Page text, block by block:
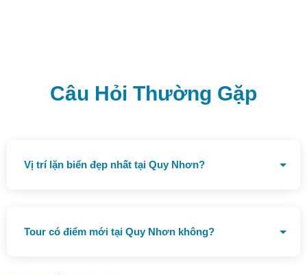
Câu Hỏi Thường Gặp
Vị trí lặn biển đẹp nhất tại Quy Nhơn?
Tour có điểm mới tại Quy Nhơn không?